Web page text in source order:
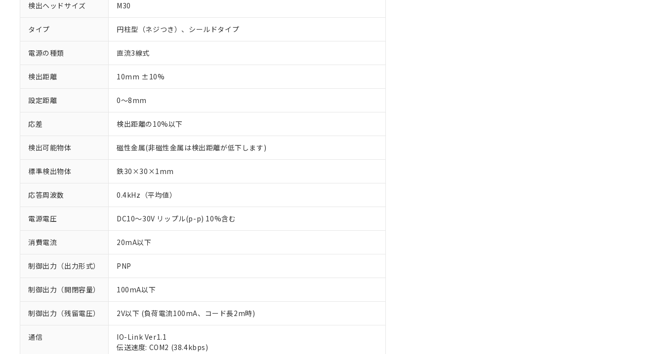
検出ヘッドサイズ M30
タイプ 円柱型（ネジつき）、シールドタイプ
電源の種類 直流3線式
検出距離 10mm ±10%
設定距離 0～8mm
応差 検出距離の10%以下
検出可能物体 磁性金属(非磁性金属は検出距離が低下します)
標準検出物体 鉄30×30×1mm
応答周波数 0.4kHz（平均値）
電源電圧 DC10～30V リップル(p-p) 10%含む
消費電流 20mA以下
制御出力（出力形式） PNP
制御出力（開閉容量） 100mA以下
制御出力（残留電圧） 2V以下 (負荷電流100mA、コード長2m時)
通信
IO-Link Ver1.1
伝送速度: COM2 (38.4kbps)対応済み：EU RoHS指令（10物質）の非含有に対応した製品が提供可能な商品です。